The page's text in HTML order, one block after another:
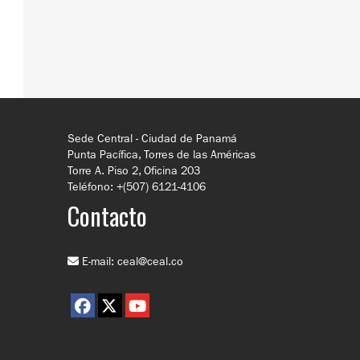
Sede Central - Ciudad de Panamá
Punta Pacífica, Torres de las Américas
Torre A. Piso 2, Oficina 203
Teléfono: +(507) 6121-4106
Contacto
E-mail: ceal@ceal.co